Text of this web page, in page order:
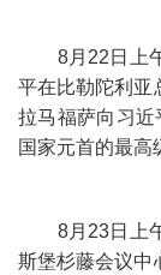
8月22日上午
平在比勒陀利亚
拉马福萨向习近
国家元首的最高
8月23日上午
斯堡杉藤会议中